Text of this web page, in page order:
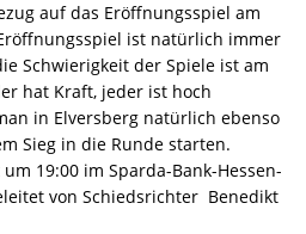
auf das Eröffnungsspiel am
ist natürlich immer
Schwierigkeit der Spiele ist am
hat Kraft, jeder ist hoch
in Elversberg natürlich ebenso
Sieg in die Runde starten.
19:00 im Sparda-Bank-Hessen-
von Schiedsrichter Benedikt